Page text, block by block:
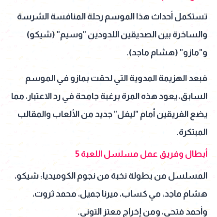
تستكمل أحداث هذا الموسم رحلة المنافسة الشرسة
والساخرة بين الصديقين اللدودين "وسيم" (شيكو)
و"مازو" (هشام ماجد).
فبعد الهزيمة المدوية التي لحقت بمازو في الموسم
السابق، يعود هذه المرة برغبة جامحة في رد الاعتبار، مما
يضع الفريقين أمام "ليفل" جديد من الألعاب والمقالب
المبتكرة.
أبطال وفريق عمل مسلسل اللعبة 5
المسلسل من بطولة نخبة من نجوم الكوميديا: شيكو،
هشام ماجد، مي كساب، ميرنا جميل، محمد ثروت،
وأحمد فتحي، ومن إخراج معتز التوني.